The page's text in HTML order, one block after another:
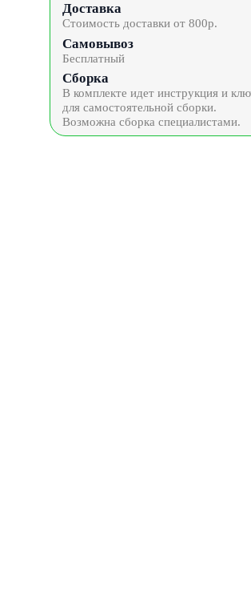
Доставка
Стоимость доставки от 800р.
Самовывоз
Бесплатный
Сборка
В комплекте идет инструкция и
для самостоятельной сборки.
Возможна сборка специалистами.